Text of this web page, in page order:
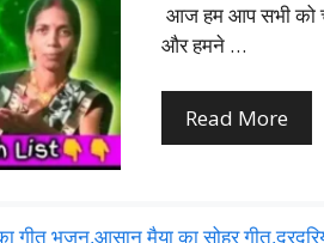
आज हम आप सभी को
और हमने …
Read More